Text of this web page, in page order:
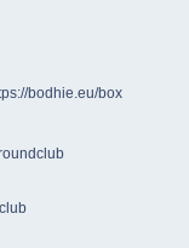
bodhie.eu/box